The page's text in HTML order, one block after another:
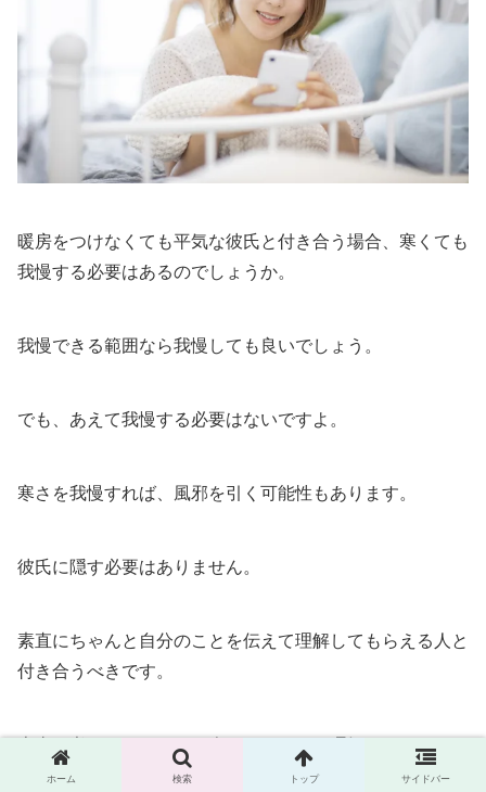
暖房をつけなくても平気な彼氏と付き合う場合、寒くても
我慢する必要はあるのでしょうか。
我慢できる範囲なら我慢しても良いでしょう。
でも、あえて我慢する必要はないですよ。
寒さを我慢すれば、風邪を引く可能性もあります。
彼氏に隠す必要はありません。
素直にちゃんと自分のことを伝えて理解してもらえる人と
付き合うべきです。
本当に考えてくれている人ならちゃんと理解してくれます
よ。ホーム 検索 トップ サイドバー